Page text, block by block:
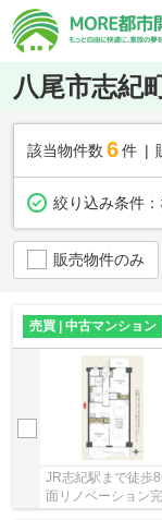
八尾市志紀
該当物件数 6件
絞り込み条件：
販売物件のみ
売買 | 中古マンション
JR志紀駅まで徒歩
面リノベーション